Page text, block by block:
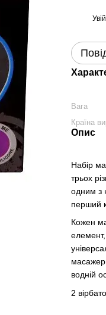
Вага
Країна
Опис
Набір
трьох
одним з
перший
Кожен
водній
2